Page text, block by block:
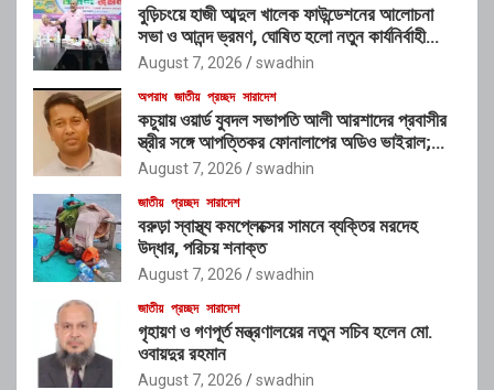
বুড়িচংয়ে হাজী আব্দুল খালেক ফাউন্ডেশনের আলোচনা
সভা ও আনন্দ ভ্রমণ, ঘোষিত হলো নতুন কার্যনির্বাহী
কমিটি
August 7, 2026 swadhin
অপরাধ জাতীয় প্রচ্ছদ সারাদেশ
কচুয়ায় ওয়ার্ড যুবদল সভাপতি আলী আরশাদের প্রবাসীর
স্ত্রীর সঙ্গে আপত্তিকর ফোনালাপের অডিও ভাইরাল;
শাস্তির দাবি এলাকাবাসীর
August 7, 2026 swadhin
জাতীয় প্রচ্ছদ সারাদেশ
বরুড়া স্বাস্থ্য কমপ্লেক্সের সামনে ব্যক্তির মরদেহ
উদ্ধার, পরিচয় শনাক্ত
August 7, 2026 swadhin
জাতীয় প্রচ্ছদ সারাদেশ
গৃহায়ণ ও গণপূর্ত মন্ত্রণালয়ের নতুন সচিব হলেন মো.
ওবায়দুর রহমান
August 7, 2026 swadhin